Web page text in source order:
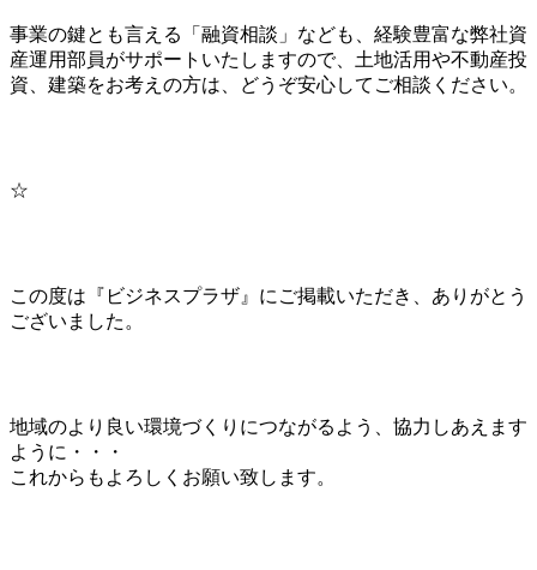
事業の鍵とも言える「融資相談」なども、経験豊富な弊社資
産運用部員がサポートいたしますので、土地活用や不動産投
資、建築をお考えの方は、どうぞ安心してご相談ください。
☆
この度は『ビジネスプラザ』にご掲載いただき、ありがとう
ございました。
地域のより良い環境づくりにつながるよう、協力しあえます
ように・・・
これからもよろしくお願い致します。